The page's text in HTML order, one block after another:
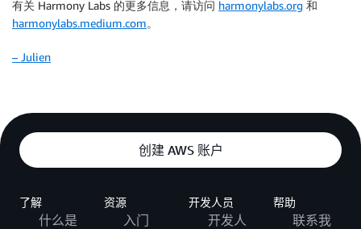
有关 Harmony Labs 的更多信息，请访问 harmonylabs.org 和
harmonylabs.medium.com。
– Julien
创建 AWS 账户
了解
什么是
资源
入门
开发人员
开发人
帮助
联系我